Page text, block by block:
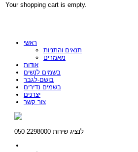
Your shopping cart is empty.
ראשי
תנאים והתניות
מאמרים
אודות
בשמים לנשים
בושם-לגבר
בשמים נדירים
יצרנים
צור קשר
לנציג שירות 050-2298000